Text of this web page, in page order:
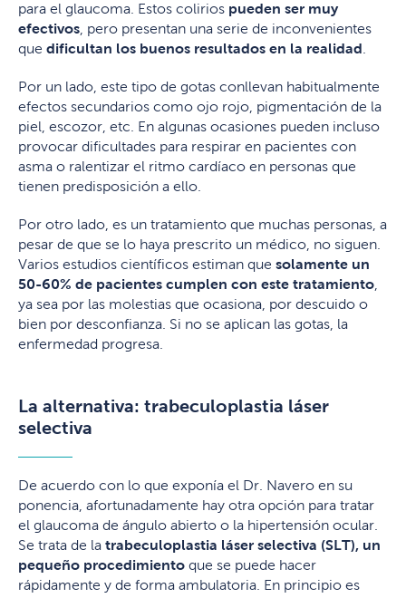
para el glaucoma. Estos colirios pueden ser muy
efectivos , pero presentan una serie de inconvenientes
que dificultan los buenos resultados en la realidad
Por un lado, este tipo de gotas conllevan habitualmente
efectos secundarios como ojo rojo, pigmentación de la
piel, escozor, etc. En algunas ocasiones pueden incluso
provocar dificultades para respirar en pacientes con
asma o ralentizar el ritmo cardíaco en personas que
tienen predisposición a ello.
Por otro lado, es un tratamiento que muchas personas, a
pesar de que se lo haya prescrito un médico, no siguen.
Varios estudios científicos estiman que solamente un
50-60% de pacientes cumplen con este tratamiento
ya sea por las molestias que ocasiona, por descuido o
bien por desconfianza. Si no se aplican las gotas, la
enfermedad progresa.
La alternativa: trabeculoplastia láser
selectiva
De acuerdo con lo que exponía el Dr. Navero en su
ponencia, afortunadamente hay otra opción para tratar
el glaucoma de ángulo abierto o la hipertensión ocular.
Se trata de la trabeculoplastia láser selectiva (SLT), un
pequeño procedimiento que se puede hacer
rápidamente y de forma ambulatoria. En principio es